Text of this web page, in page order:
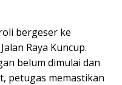
bergeser ke
Raya Kuncup.
belum dimulai dan
petugas memastikan